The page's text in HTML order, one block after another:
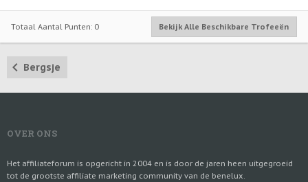
Totaal Aantal Punten: 0 Bekijk Alle Beschikbare Trofeeën
Bergsje
OVER ONS
Het affiliateforum is opgericht in 2004 en is door de jaren heen uitgegroeid
tot de grootste affiliate marketing community van de benelux.